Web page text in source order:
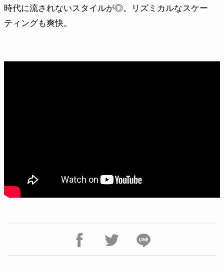
時代に流されないスタイルが◎。リズミカルなスケー
ティングも爽快。